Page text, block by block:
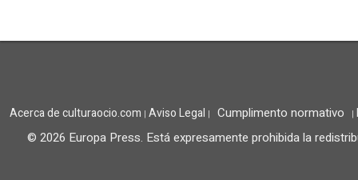
Acerca de culturaocio.com | Aviso Legal | Cumplimento normativo |
© 2026 Europa Press. Está expresamente prohibida la